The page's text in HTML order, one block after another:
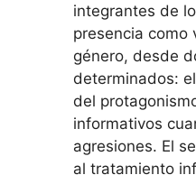
integrantes de
presencia como
género, desde
determinados:
del
informativos
agresiones. El
al tratamiento